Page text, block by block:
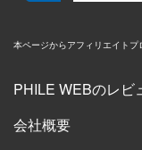
本ページからアフィリエイト
PHILE WEBのレビ
会社概要